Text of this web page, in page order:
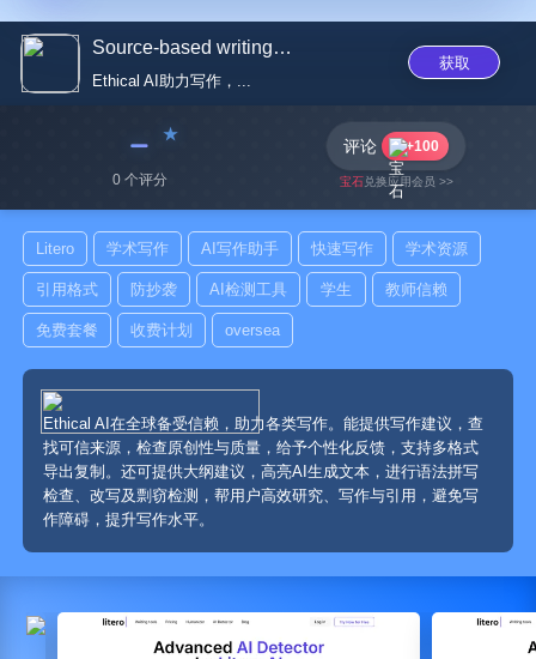
Source-based writing partner
Ethical AI助力写作，...
获取
﹣
0 个评分
评论 +100
宝石兑换应用会员 >>
Litero 学术写作 AI写作助手 快速写作 学术资源
引用格式 防抄袭 AI检测工具 学生 教师信赖
免费套餐 收费计划 oversea
Ethical AI在全球备受信赖，助力各类写作。能提供写作建议，查
找可信来源，检查原创性与质量，给予个性化反馈，支持多格式
导出复制。还可提供大纲建议，高亮AI生成文本，进行语法拼写
检查、改写及剽窃检测，帮用户高效研究、写作与引用，避免写
作障碍，提升写作水平。